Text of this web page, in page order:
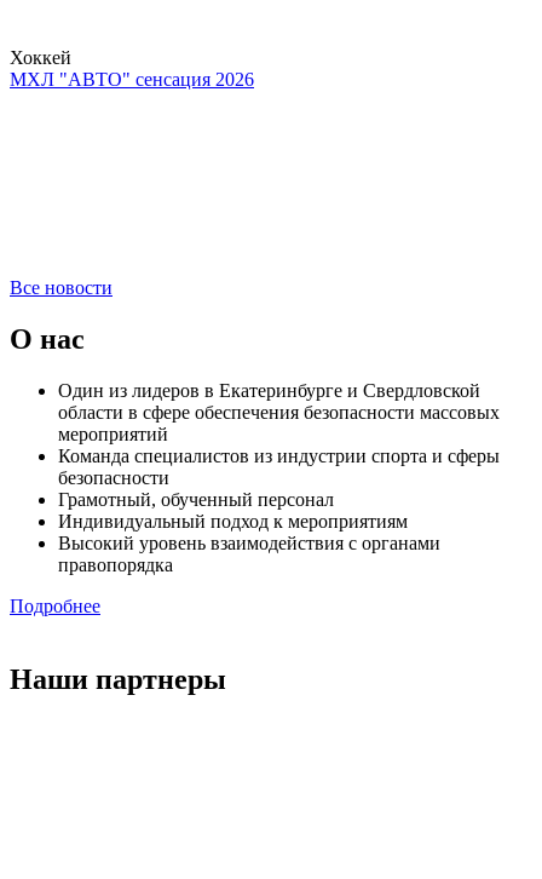
Хоккей
МХЛ "АВТО" сенсация 2026
Все новости
О нас
Один из лидеров в Екатеринбурге и Свердловской
области в сфере обеспечения безопасности массовых
мероприятий
Команда специалистов из индустрии спорта и сферы
безопасности
Грамотный, обученный персонал
Индивидуальный подход к мероприятиям
Высокий уровень взаимодействия с органами
правопорядка
Подробнее
Наши партнеры